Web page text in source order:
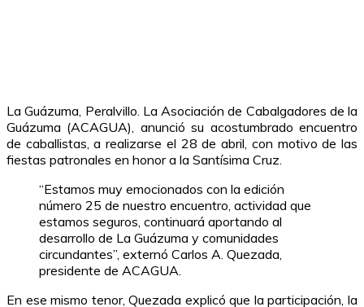
La Guázuma, Peralvillo. La Asociación de Cabalgadores de la
Guázuma (ACAGUA), anunció su acostumbrado encuentro
de caballistas, a realizarse el 28 de abril, con motivo de las
fiestas patronales en honor a la Santísima Cruz.
“Estamos muy emocionados con la edición
número 25 de nuestro encuentro, actividad que
estamos seguros, continuará aportando al
desarrollo de La Guázuma y comunidades
circundantes”, externó Carlos A. Quezada,
presidente de ACAGUA.
En ese mismo tenor, Quezada explicó que la participación, la